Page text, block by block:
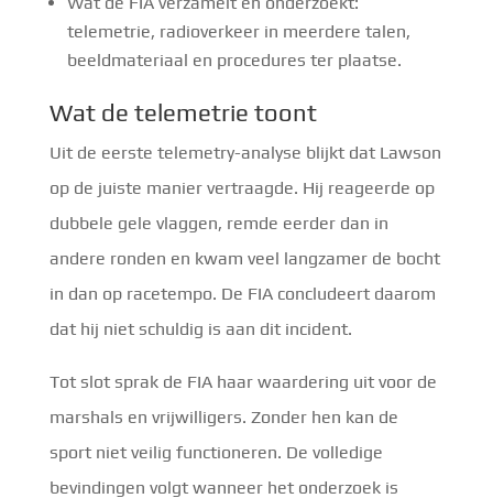
telemetrie, radioverkeer in meerdere talen,
beeldmateriaal en procedures ter plaatse.
Wat de telemetrie toont
Uit de eerste telemetry-analyse blijkt dat Lawson
op de juiste manier vertraagde. Hij reageerde op
dubbele gele vlaggen, remde eerder dan in
andere ronden en kwam veel langzamer de bocht
in dan op racetempo. De FIA concludeert daarom
dat hij niet schuldig is aan dit incident.
Tot slot sprak de FIA haar waardering uit voor de
marshals en vrijwilligers. Zonder hen kan de
sport niet veilig functioneren. De volledige
bevindingen volgt wanneer het onderzoek is